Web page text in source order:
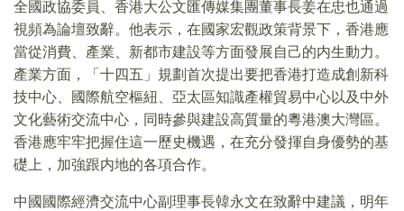
全國政協委員、香港大公文匯傳媒集團董事長姜在忠也通過
視頻為論壇致辭。他表示，在國家宏觀政策背景下，香港應
當從消費、產業、新都市建設等方面發展自己的内生動力。
產業方面，「十四五」規劃首次提出要把香港打造成創新科
技中心、國際航空樞紐、亞太區知識產權貿易中心以及中外
文化藝術交流中心，同時參與建設高質量的粵港澳大灣區。
香港應牢牢把握住這一歷史機遇，在充分發揮自身優勢的基
礎上，加強跟内地的各項合作。
中國國際經濟交流中心副理事長韓永文在致辭中建議，明年